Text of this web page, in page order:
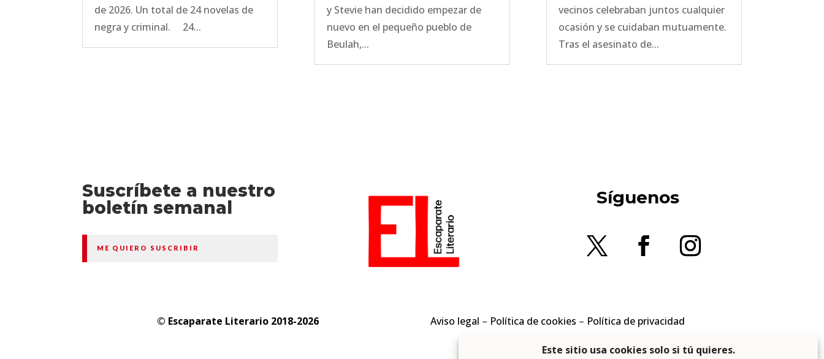
de 2026. Un total de 24 novelas de
negra y criminal. 24...
y Stevie han decidido empezar de
nuevo en el pequeño pueblo de
Beulah,...
vecinos celebraban juntos cualquier
ocasión y se cuidaban mutuamente.
Tras el asesinato de...
Suscríbete a nuestro
boletín semanal
ME QUIERO SUSCRIBIR
Síguenos
© Escaparate Literario 2018-2026 Aviso legal – Política de cookies – Política de privacidad